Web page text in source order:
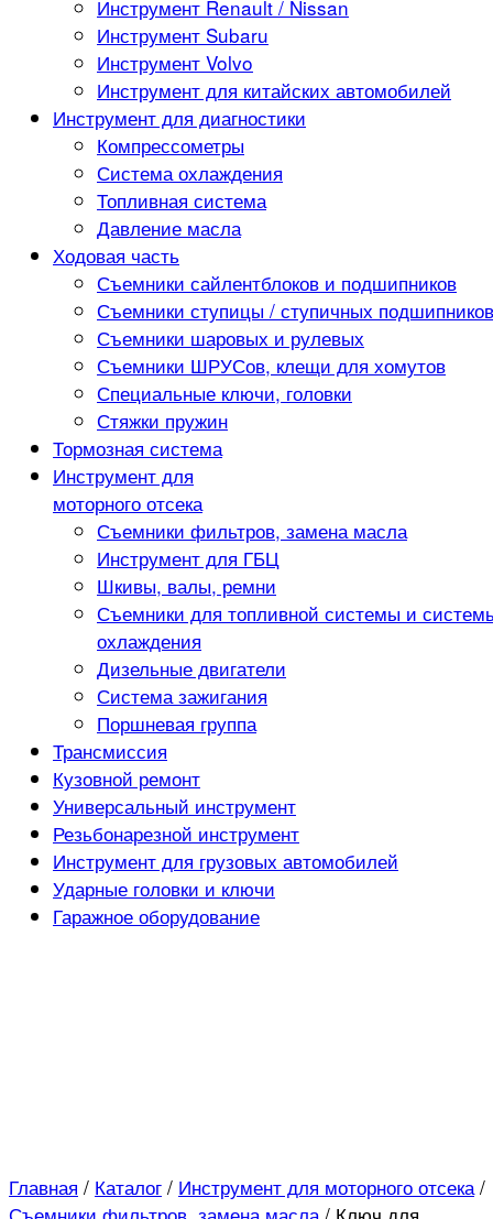
Инструмент Renault / Nissan
Инструмент Subaru
Инструмент Volvo
Инструмент для китайских автомобилей
Инструмент для диагностики
Компрессометры
Система охлаждения
Топливная система
Давление масла
Ходовая часть
Съемники сайлентблоков и подшипников
Съемники ступицы / ступичных подшипников
Съемники шаровых и рулевых
Съемники ШРУСов, клещи для хомутов
Специальные ключи, головки
Стяжки пружин
Тормозная система
Инструмент для
моторного отсека
Съемники фильтров, замена масла
Инструмент для ГБЦ
Шкивы, валы, ремни
Съемники для топливной системы и
охлаждения
Дизельные двигатели
Система зажигания
Поршневая группа
Трансмиссия
Кузовной ремонт
Универсальный инструмент
Резьбонарезной инструмент
Инструмент для грузовых автомобилей
Ударные головки и ключи
Гаражное оборудование
Главная / Каталог / Инструмент для моторного отсека /